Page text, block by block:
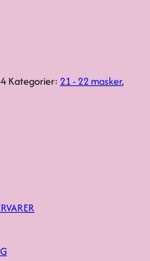
Kategorier: 21 - 22 masker,